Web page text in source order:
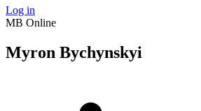
Log in
MB Online
Myron Bychynskyi